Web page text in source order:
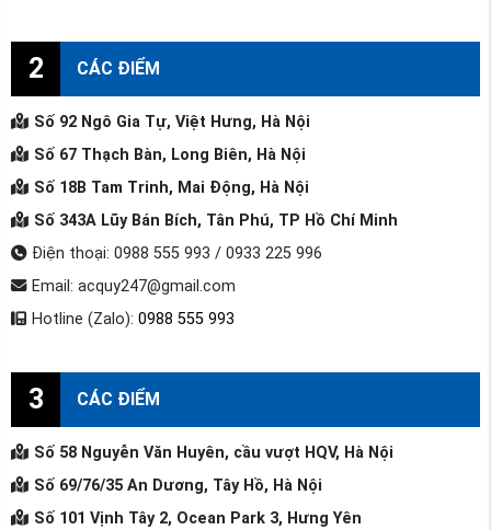
2 CÁC ĐIỂM
Số 92 Ngô Gia Tự, Việt Hưng, Hà Nội
Số 67 Thạch Bàn, Long Biên, Hà Nội
Số 18B Tam Trinh, Mai Động, Hà Nội
Số 343A Lũy Bán Bích, Tân Phú, TP Hồ Chí Minh
Điện thoại: 0988 555 993 / 0933 225 996
Email: acquy247@gmail.com
Hotline (Zalo): 0988 555 993
3 CÁC ĐIỂM
Số 58 Nguyễn Văn Huyên, cầu vượt HQV, Hà Nội
Số 69/76/35 An Dương, Tây Hồ, Hà Nội
Số 101 Vịnh Tây 2, Ocean Park 3, Hưng Yên